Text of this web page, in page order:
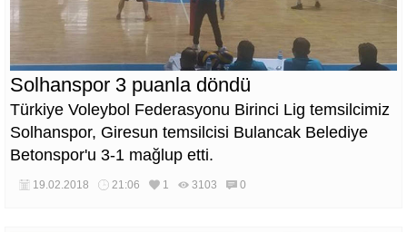
Solhanspor 3 puanla döndü
Türkiye Voleybol Federasyonu Birinci Lig temsilcimiz
Solhanspor, Giresun temsilcisi Bulancak Belediye
Betonspor'u 3-1 mağlup etti.
19.02.2018 21:06 1 3103 0